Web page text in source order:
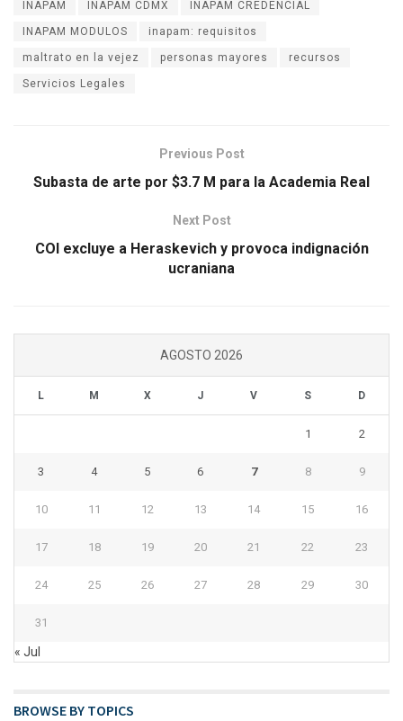
INAPAM INAPAM CDMX INAPAM CREDENCIAL
INAPAM MODULOS inapam: requisitos
maltrato en la vejez personas mayores recursos
Servicios Legales
Previous Post
Subasta de arte por $3.7 M para la Academia Real
Next Post
COI excluye a Heraskevich y provoca indignación
ucraniana
AGOSTO 2026
L M X J V S D
1 2
3 4 5 6 7 8 9
10 11 12 13 14 15 16
17 18 19 20 21 22 23
24 25 26 27 28 29 30
31
« Jul
BROWSE BY TOPICS